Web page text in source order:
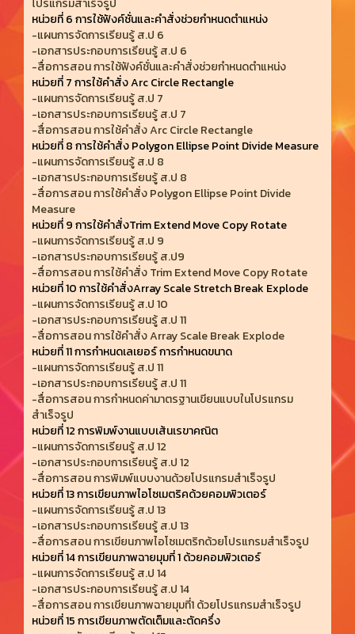
โปรแกรมสำเร็จรูป
หน่วยที่ 6 การใช้ฟังค์ชั่นและคำสั่งช่วยกำหนดตำแหน่ง
-แผนการจัดการเรียนรู้ ส.ป 6
-เอกสารประกอบการเรียนรู้ ส.ป 6
-สื่อการสอน การใช้ฟังค์ชั่นและคำสั่งช่วยกำหนดตำแหน่ง
หน่วยที่ 7 การใช้คำสั่ง Arc Circle Rectangle
-แผนการจัดการเรียนรู้ ส.ป 7
-เอกสารประกอบการเรียนรู้ ส.ป 7
-สื่อการสอน การใช้คำสั่ง Arc Circle Rectangle
หน่วยที่ 8 การใช้คำสั่ง Polygon Ellipse Point Divide Measure
-แผนการจัดการเรียนรู้ ส.ป 8
-เอกสารประกอบการเรียนรู้ ส.ป 8
-สื่อการสอน การใช้คำสั่ง Polygon Ellipse Point Divide
Measure
หน่วยที่ 9 การใช้คำสั่งTrim Extend Move Copy Rotate
-แผนการจัดการเรียนรู้ ส.ป 9
-เอกสารประกอบการเรียนรู้ ส.ป9
-สื่อการสอน การใช้คำสั่ง Trim Extend Move Copy Rotate
หน่วยที่ 10 การใช้คำสั่งArray Scale Stretch Break Explode
-แผนการจัดการเรียนรู้ ส.ป 10
-เอกสารประกอบการเรียนรู้ ส.ป 11
-สื่อการสอน การใช้คำสั่ง Array Scale Break Explode
หน่วยที่ 11 การกำหนดเลเยอร์ การกำหนดขนาด
-แผนการจัดการเรียนรู้ ส.ป 11
-เอกสารประกอบการเรียนรู้ ส.ป 11
-สื่อการสอน การกำหนดค่ามาตรฐานเขียนแบบในโปรแกรม
สำเร็จรูป
หน่วยที่ 12 การพิมพ์งานแบบเส้นเรขาคณิต
-แผนการจัดการเรียนรู้ ส.ป 12
-เอกสารประกอบการเรียนรู้ ส.ป 12
-สื่อการสอน การพิมพ์แบบงานด้วยโปรแกรมสำเร็จรูป
หน่วยที่ 13 การเขียนภาพไอโซเมตริคด้วยคอมพิวเตอร์
-แผนการจัดการเรียนรู้ ส.ป 13
-เอกสารประกอบการเรียนรู้ ส.ป 13
-สื่อการสอน การเขียนภาพไอโซเมตริกด้วยโปรแกรมสำเร็จรูป
หน่วยที่ 14 การเขียนภาพฉายมุมที่ 1 ด้วยคอมพิวเตอร์
-แผนการจัดการเรียนรู้ ส.ป 14
-เอกสารประกอบการเรียนรู้ ส.ป 14
-สื่อการสอน การเขียนภาพฉายมุมที่1 ด้วยโปรแกรมสำเร็จรูป
หน่วยที่ 15 การเขียนภาพตัดเต็มและตัดครึ่ง